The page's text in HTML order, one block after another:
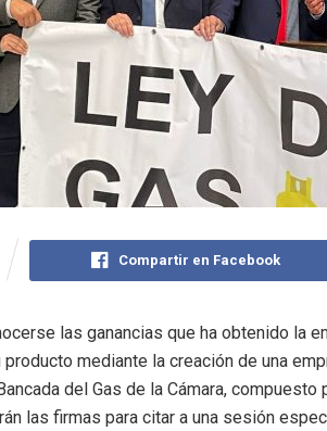
Compartir en Facebook
las ganancias que ha obtenido la
mediante la creación de una
del Gas de la Cámara,
las firmas para citar a una sesión